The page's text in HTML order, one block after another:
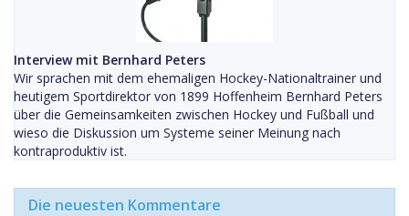
Interview mit Bernhard Peters
Wir sprachen mit dem ehemaligen Hockey-Nationaltrainer und
heutigem Sportdirektor von 1899 Hoffenheim Bernhard Peters
über die Gemeinsamkeiten zwischen Hockey und Fußball und
wieso die Diskussion um Systeme seiner Meinung nach
kontraproduktiv ist.
Die neuesten Kommentare